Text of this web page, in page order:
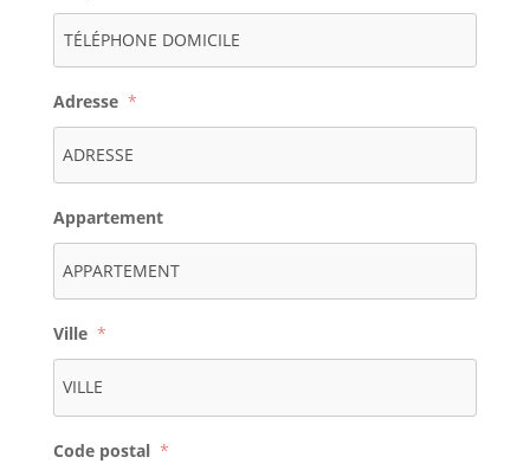
Adresse *
Appartement
Ville *
Code postal *